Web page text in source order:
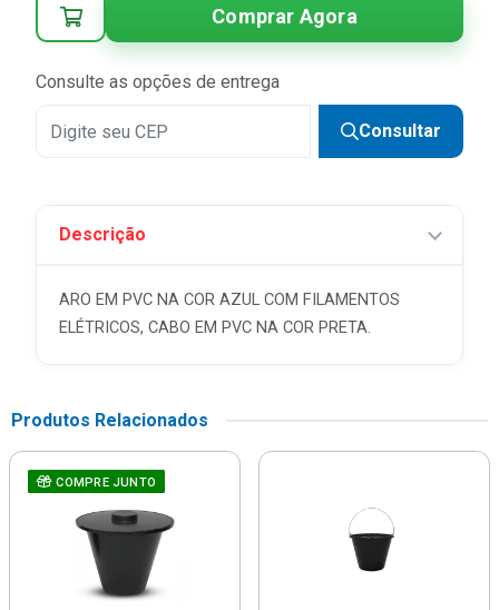
Comprar Agora
Consulte as opções de entrega
Consultar
Descrição
ARO EM PVC NA COR AZUL COM FILAMENTOS
ELÉTRICOS, CABO EM PVC NA COR PRETA.
Produtos Relacionados
COMPRE JUNTO